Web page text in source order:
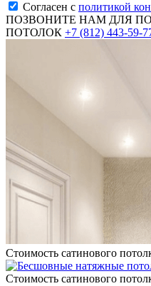
Согласен с политикой
ПОЗВОНИТЕ НАМ ДЛЯ
ПОТОЛОК +7 (812) 443-59-
Стоимость сатинового
Стоимость сатинового